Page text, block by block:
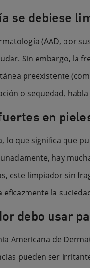
se debiese
(AAD, por
Sin embargo, la
preexistente
o sequedad,
en
lo que significa que
hay
este limpiador sin
la
debo usar
Americana de
pueden ser